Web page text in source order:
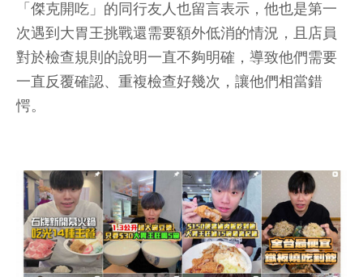
「傑克開吃」的同行友人也留言表示，他也是第一
次遇到大胃王挑戰還需要額外低消的情況，且店員
對於檢查規則的說明一直不夠明確，導致他們需要
一直反覆確認、重複檢查好幾次，讓他們相當錯
愕。